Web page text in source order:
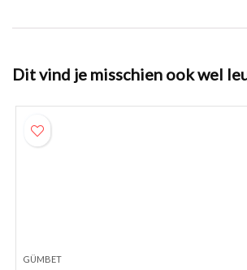
Dit vind je misschien ook wel
GÜMBET